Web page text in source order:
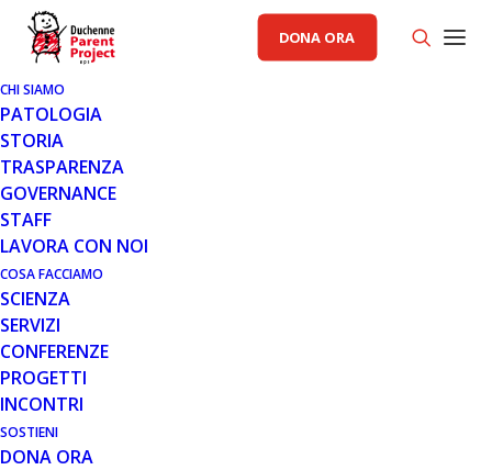
DONA ORA
CHI SIAMO
PATOLOGIA
STORIA
TRASPARENZA
GOVERNANCE
STAFF
LAVORA CON NOI
COSA FACCIAMO
SCIENZA
SERVIZI
CONFERENZE
PROGETTI
INCONTRI
SOSTIENI
DONA ORA
AREA SCIENZA PP
31 AGO 2017
AGGIORNAMENTO TRIMESTRALE
DA CATABASIS SU
EDASALONEXENT E IL TRIAL
MOVEDMD